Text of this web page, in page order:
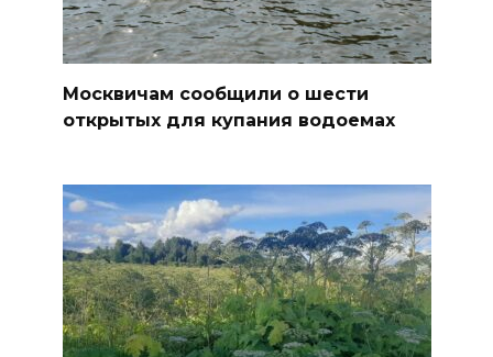
Москвичам сообщили о шести
открытых для купания водоемах